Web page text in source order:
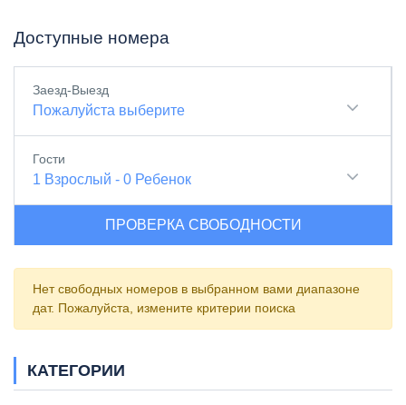
Доступные номера
Заезд-Выезд
Пожалуйста выберите
Гости
1 Взрослый - 0 Ребенок
ПРОВЕРКА СВОБОДНОСТИ
Нет свободных номеров в выбранном вами диапазоне
дат. Пожалуйста, измените критерии поиска
КАТЕГОРИИ